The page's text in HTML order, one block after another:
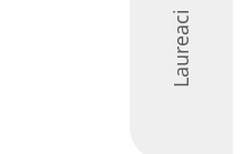
Laureaci